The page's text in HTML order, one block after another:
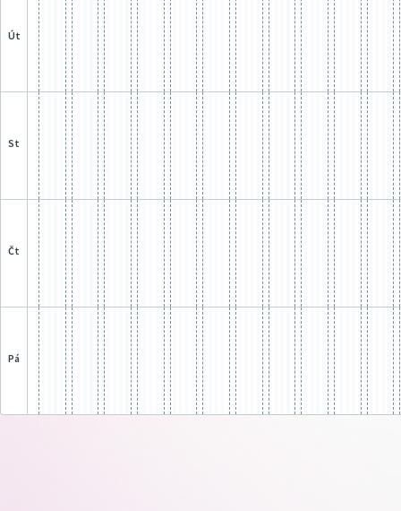
út
st
čt
pá